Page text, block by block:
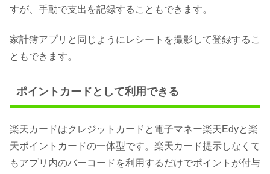
すが、手動で支出を記録することもできます。
家計簿アプリと同じようにレシートを撮影して登録するこ
ともできます。
ポイントカードとして利用できる
楽天カードはクレジットカードと電子マネー楽天Edyと楽
天ポイントカードの一体型です。楽天カード提示しなくて
もアプリ内のバーコードを利用するだけでポイントが付与